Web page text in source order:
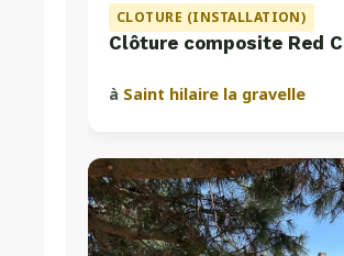
CLOTURE (INSTALLATION)
Clôture composite Red
à Saint hilaire la gravelle